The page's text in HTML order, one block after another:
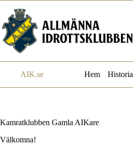
innehåll
AIK.se Hem Historia
Kamratklubben Gamla AIKare
Välkomna!